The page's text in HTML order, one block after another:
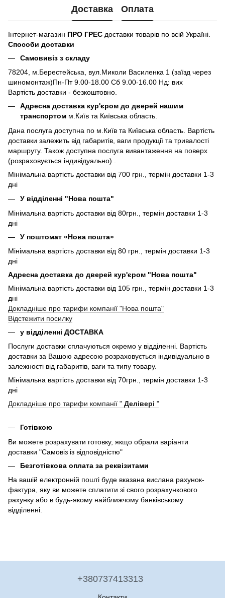
Доставка Оплата
Інтернет-магазин ПРО ГРЕС доставки товарів по всій Україні.
Способи доставки
Самовивіз з складу
78204, м.Берестейська, вул.Миколи Василенка 1 (заїзд через
шиномонтаж)Пн-Пт 9.00-18.00 Сб 9.00-16.00 Нд: вих
Вартість доставки - безкоштовно.
Адресна доставка кур'єром до дверей нашим
транспортом м.Київ та Київська область.
Дана послуга доступна по м.Київ та Київська область. Вартість
доставки залежить від габаритів, ваги продукції та тривалості
маршруту. Також доступна послуга вивантаження на поверх
(розраховується індивідуально) .
Мінімальна вартість доставки від 700 грн., термін доставки 1-3
дні
У відділенні "Нова пошта"
Мінімальна вартість доставки від 80грн., термін доставки 1-3
дні
У поштомат «Нова пошта»
Мінімальна вартість доставки від 80 грн., термін доставки 1-3
дні
Адресна доставка до дверей кур'єром "Нова пошта"
Мінімальна вартість доставки від 105 грн., термін доставки 1-3
дні
Докладніше про тарифи компанії "Нова пошта"
Відстежити посилку
у відділенні ДОСТАВКА
Послуги доставки сплачуються окремо у відділенні. Вартість
доставки за Вашою адресою розраховується індивідуально в
залежності від габаритів, ваги та типу товару.
Мінімальна вартість доставки від 70грн., термін доставки 1-3
дні
Докладніше про тарифи компанії " Делівері "
Готівкою
Ви можете розрахувати готовку, якщо обрали варіанти
доставки "Самовіз із відповідністю"
Безготівкова оплата за реквізитами
На вашій електронній пошті буде вказана вислана рахунок-
фактура, яку ви можете сплатити зі свого розрахункового
рахунку або в будь-якому найближчому банківському
відділенні.
+380737413313